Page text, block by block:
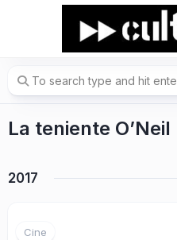
La teniente O’Neil
2017
Cine